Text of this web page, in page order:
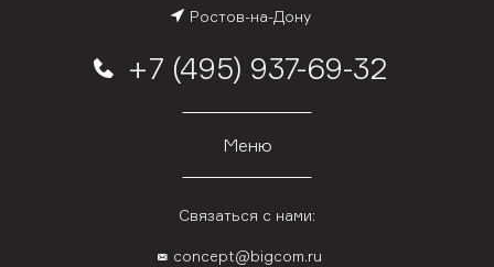
Ростов-на-Дону
+7 (495) 937-69-32
Меню
Связаться с нами:
concept@bigcom.ru